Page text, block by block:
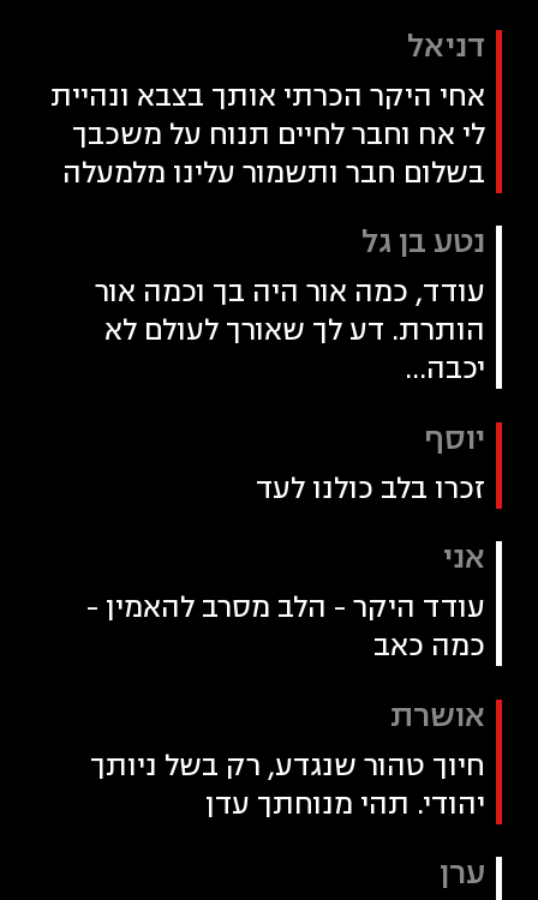
דניאל
אחי היקר הכרתי אותך בצבא ונהיית
לי אח וחבר לחיים תנוח על משכבך
בשלום חבר ותשמור עלינו מלמעלה
נטע בן גל
עודד, כמה אור היה בך וכמה אור
הותרת. דע לך שאורך לעולם לא
יכבה...
יוסף
זכרו בלב כולנו לעד
אני
עודד היקר - הלב מסרב להאמין -
כמה כאב
אושרת
חיוך טהור שנגדע, רק בשל ניותך
יהודי. תהי מנוחתך עדן
ערן